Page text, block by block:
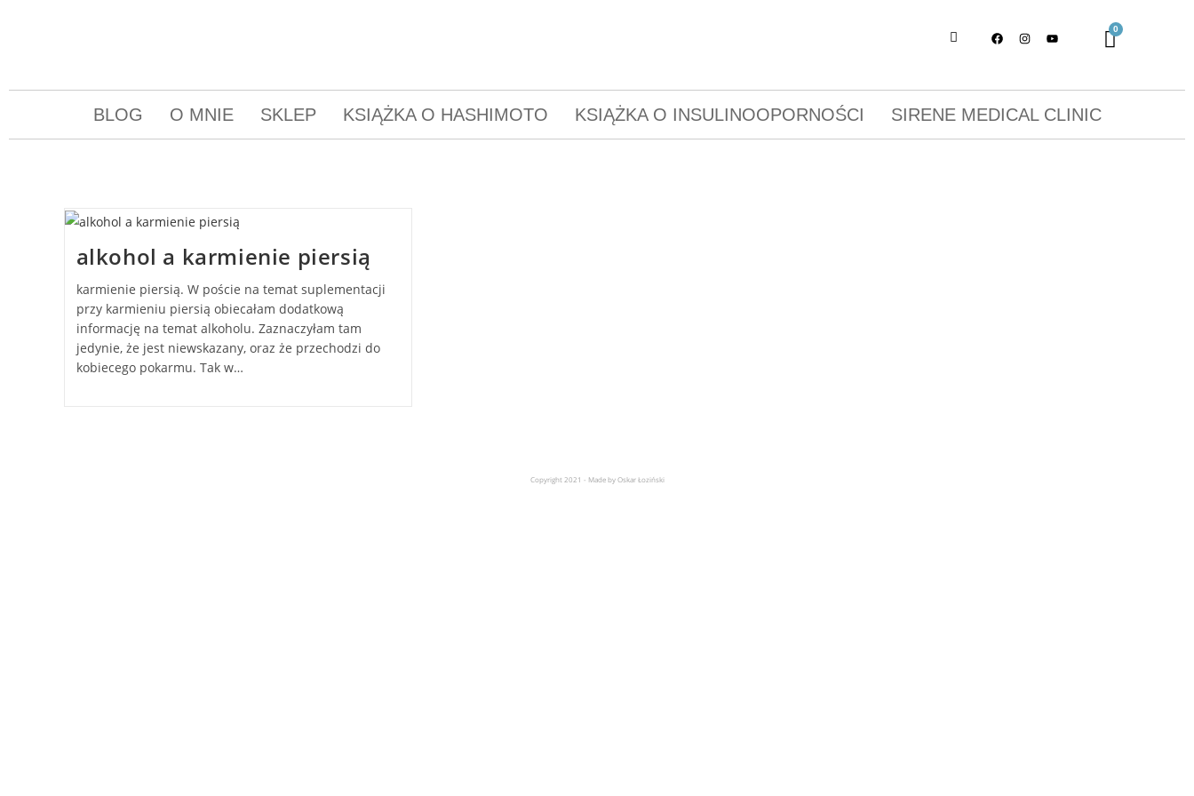
BLOG O MNIE SKLEP KSIĄŻKA O HASHIMOTO KSIĄŻKA O INSULINOOPORNOŚCI SIRENE MEDICAL CLINIC
alkohol a karmienie piersią
karmienie piersią. W poście na temat suplementacji
przy karmieniu piersią obiecałam dodatkową
informację na temat alkoholu. Zaznaczyłam tam
jedynie, że jest niewskazany, oraz że przechodzi do
kobiecego pokarmu. Tak w…
Copyright 2021 - Made by Oskar Łoziński